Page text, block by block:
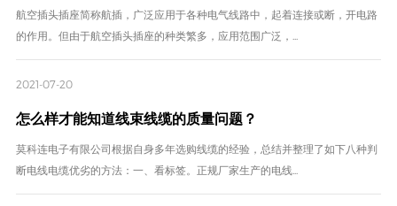
航空插头插座简称航插，广泛应用于各种电气线路中，起着连接或断，开电路
的作用。但由于航空插头插座的种类繁多，应用范围广泛，...
2021-07-20
怎么样才能知道线束线缆的质量问题？
莫科连电子有限公司根据自身多年选购线缆的经验，总结并整理了如下八种判
断电线电缆优劣的方法：一、看标签。正规厂家生产的电线...